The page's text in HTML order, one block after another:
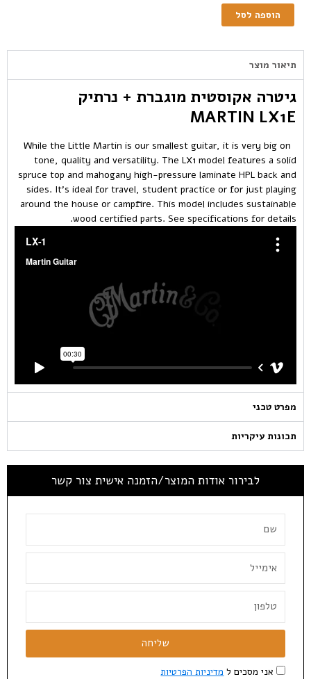
הוספה לסל
תיאור מוצר
גיטרה אקוסטית מוגברת + נרתיק
MARTIN LX1E
While the Little Martin is our smallest guitar, it is very big on
tone, quality and versatility. The LX1 model features a solid
spruce top and mahogany high-pressure laminate HPL back and
sides. It’s ideal for travel, student practice or for just playing
around the house or campfire. This model includes sustainable
wood certified parts. See specifications for details.
מפרט טכני
תכונות עיקריות
לבירור אודות המוצר/הזמנה אישית צור קשר
אני מסכים ל מדיניות הפרטיות
שליחה